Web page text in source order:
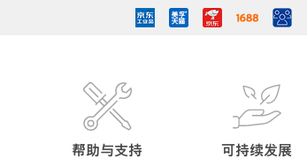
帮助与支持 可持续发展